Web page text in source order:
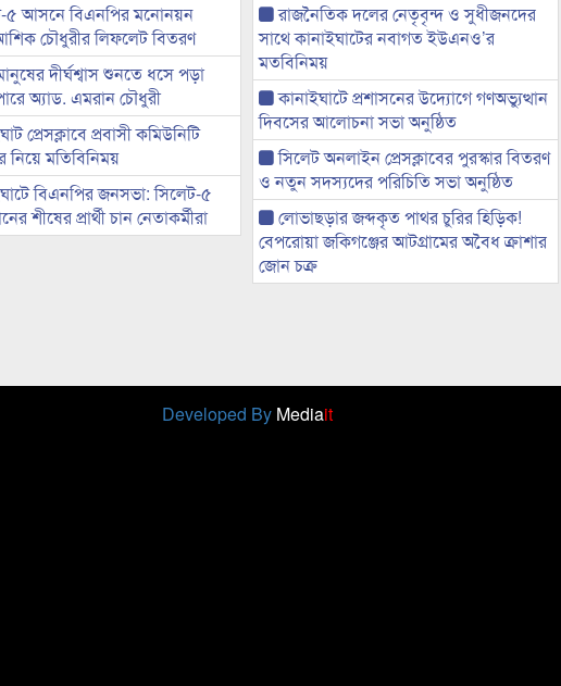
৫ আসনে বিএনপির মনোনয়ন
চৌধুরীর লিফলেট বিতরণ
দীর্ঘশ্বাস শুনতে ধসে পড়া
অ্যাড. এমরান চৌধুরী
প্রেসক্লাবে প্রবাসী কমিউনিটি
নিয়ে মতিবিনিময়
বিএনপির জনসভা: সিলেট-৫
শীষের প্রার্থী চান নেতাকর্মীরা
রাজনৈতিক দলের নেতৃবৃন্দ ও সুধীজনদের
সাথে কানাইঘাটের নবাগত ইউএনও’র
মতবিনিময়
কানাইঘাটে প্রশাসনের উদ্যোগে গণঅভ্যুত্থান
দিবসের আলোচনা সভা অনুষ্ঠিত
সিলেট অনলাইন প্রেসক্লাবের পুরস্কার বিতরণ
ও নতুন সদস্যদের পরিচিতি সভা অনুষ্ঠিত
লোভাছড়ার জব্দকৃত পাথর চুরির হিড়িক!
বেপরোয়া জকিগঞ্জের আটগ্রামের অবৈধ ক্রাশার
জোন চক্র
Developed By Mediait